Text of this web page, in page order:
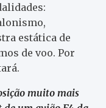
estática de
de voo. Por
muito mais